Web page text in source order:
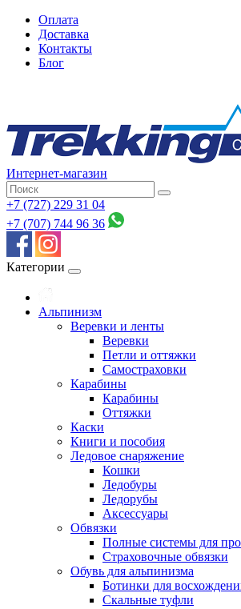
Оплата
Доставка
Контакты
Блог
Интернет-магазин
+7 (727) 229 31 04
+7 (707) 744 96 36
Категории
Альпинизм
Веревки и ленты
Веревки
Петли и оттяжки
Самостраховки
Карабины
Карабины
Оттяжки
Каски
Книги и пособия
Ледовое снаряжение
Кошки
Ледобуры
Ледорубы
Аксессуары
Обвязки
Полные системы для
Страховочные обвязки
Обувь для альпинизма
Ботинки для
Скальные туфли